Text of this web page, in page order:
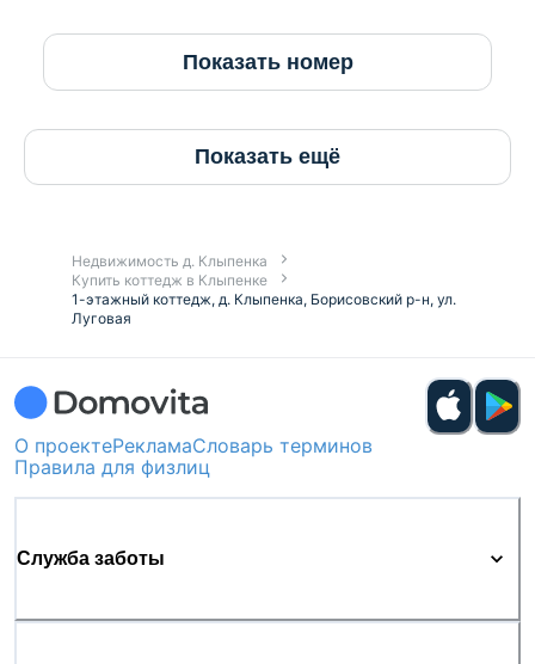
Показать номер
Показать ещё
Недвижимость д. Клыпенка
Купить коттедж в Клыпенке
1-этажный коттедж, д. Клыпенка, Борисовский р-н, ул.
Луговая
О проектеРекламаСловарь терминов
Правила для физлиц
Служба заботы